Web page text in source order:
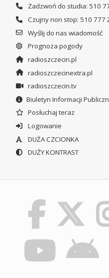
Zadzwoń do studia: 510
Czujny non stop: 510 777
Wyślij do nas wiadomość
Prognoza pogody
radioszczecin.pl
radioszczecinextra.pl
radioszczecin.tv
Biuletyn Informacji
Posłuchaj teraz
Logowanie
DUŻA CZCIONKA
DUŻY KONTRAST